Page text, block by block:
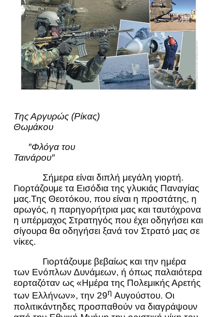
Της Αργυρώς (Ρίκας)
Θωμάκου
″Φλόγα του
Ταινάρου″
Σήμερα είναι διπλή μεγάλη γιορτή.
Γιορτάζουμε τα Εισόδια της γλυκιάς Παναγίας
μας.Της Θεοτόκου, που είναι η προστάτης, η
αρωγός, η παρηγορήτρια μας και ταυτόχρονα
η υπέρμαχος Στρατηγός που έχει οδηγήσει και
σίγουρα θα οδηγήσει ξανά τον Στρατό μας σε
νίκες.
Γιορτάζουμε βεβαίως και την ημέρα
των Ενόπλων Δυνάμεων, ή όπως παλαιότερα
εορταζόταν ως «Ημέρα της Πολεμικής Αρετής
των Ελλήνων», την 29η Αυγούστου. Οι
πολιτικάντηδες προσπαθούν να διαγράψουν